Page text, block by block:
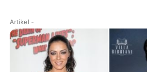
Artikel -